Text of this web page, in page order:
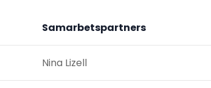
Samarbetspartners
Nina Lizell